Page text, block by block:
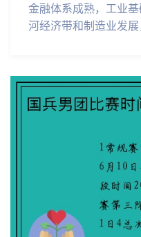
金融体系成熟，工业
河经济带和制造业发展